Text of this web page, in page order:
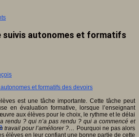
suivis autonomes et formatifs
est une tâche importante. Cette tâche peut
en évaluation formative, lorsque l’enseignant
aux élèves pour le choix, le rythme et le délai
rendu ? qui n’a pas rendu ? qui a commencé et
travail pour l’améliorer ?… Pourquoi ne pas alors
élèves en leur confiant une bonne partie de cette